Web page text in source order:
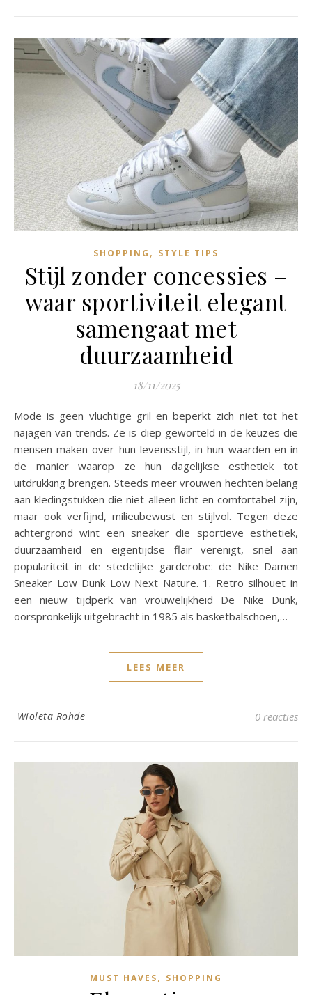
SHOPPING , STYLE TIPS
Stijl zonder concessies –
waar sportiviteit elegant
samengaat met
duurzaamheid
18/11/2025
Mode is geen vluchtige gril en beperkt zich niet tot het
najagen van trends. Ze is diep geworteld in de keuzes die
mensen maken over hun levensstijl, in hun waarden en in
de manier waarop ze hun dagelijkse esthetiek tot
uitdrukking brengen. Steeds meer vrouwen hechten belang
aan kledingstukken die niet alleen licht en comfortabel zijn,
maar ook verfijnd, milieubewust en stijlvol. Tegen deze
achtergrond wint een sneaker die sportieve esthetiek,
duurzaamheid en eigentijdse flair verenigt, snel aan
populariteit in de stedelijke garderobe: de Nike Damen
Sneaker Low Dunk Low Next Nature. 1. Retro silhouet in
een nieuw tijdperk van vrouwelijkheid De Nike Dunk,
oorspronkelijk uitgebracht in 1985 als basketbalschoen,…
LEES MEER
Wioleta Rohde 0 reacties
MUST HAVES, SHOPPING